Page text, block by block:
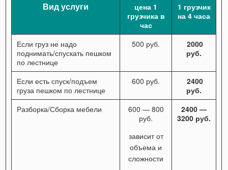
Вид услуги
цена 1
грузчика в
час
1 грузчик
на 4 часа
Если груз не надо
поднимать/спускать пешком
по лестнице
500 руб.
2000
руб.
Если есть спуск/подъем
груза пешком по лестнице
600 руб.
2400
руб.
Разборка/Сборка мебели
600 — 800
руб.
зависит от
объема и
сложности
2400 —
3200 руб.